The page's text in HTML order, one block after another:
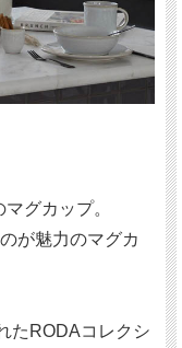
グカップ。
が魅力のマグカ
たRODAコレクシ